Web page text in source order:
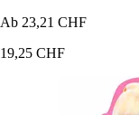
Ab 23,21 CHF
19,25 CHF